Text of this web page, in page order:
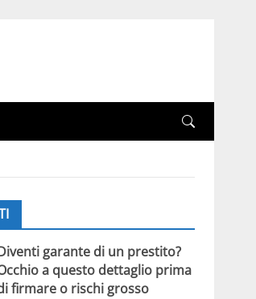
garante di un prestito?
a questo dettaglio prima
firmare o rischi grosso